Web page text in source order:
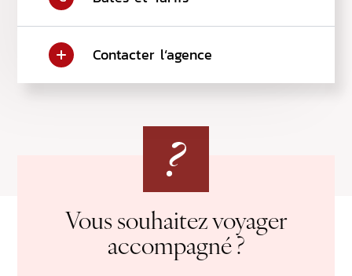
Contacter l‘agence
Vous souhaitez voyager
accompagné ?